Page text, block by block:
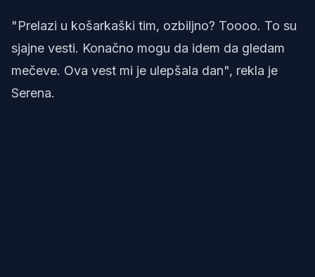
"Prelazi u košarkaški tim, ozbiljno? Toooo. To su
sjajne vesti. Konačno mogu da idem da gledam
mečeve. Ova vest mi je ulepšala dan", rekla je
Serena.